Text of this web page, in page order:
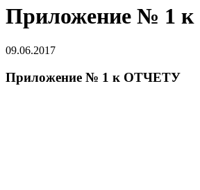
Приложение № 1
09.06.2017
Приложение № 1 к ОТЧЕТУ